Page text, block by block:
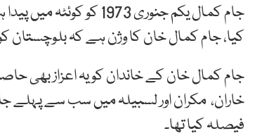
جام کمال یکم جنوری
کیا، جام کمال خان کا وژن ہے کہ بلوچستان کو
جام کمال خان کے خاندان کو یہ اعزاز بھی
خاران، مکران اور لسبیلہ میں سب سے پہلے
فیصلہ کیا تھا۔